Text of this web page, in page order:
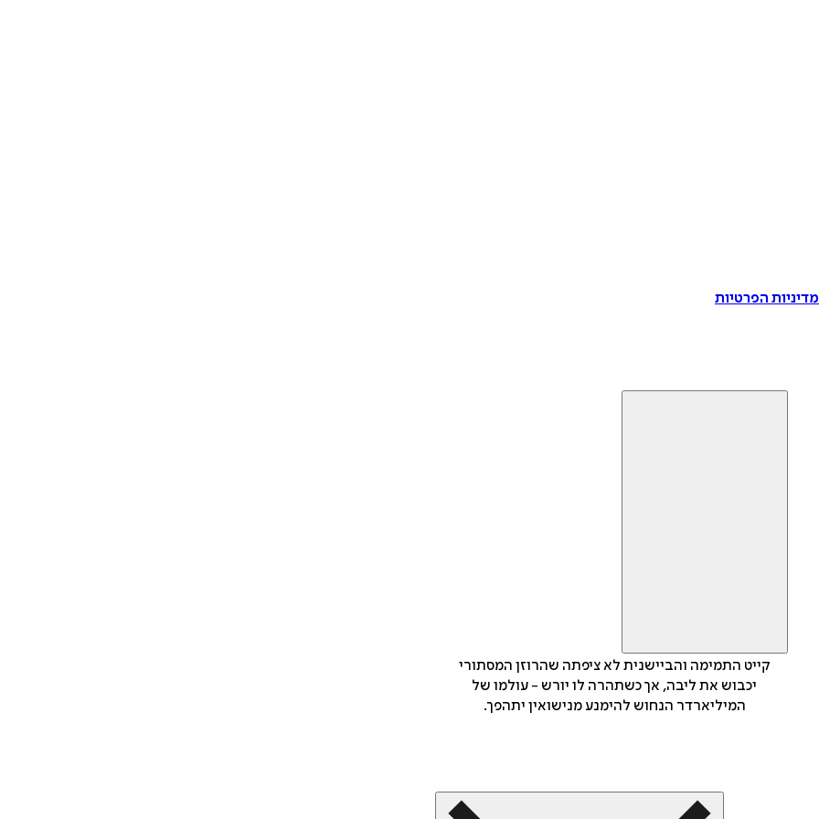
הפרטיות
קייט התמימה והביישנית לא ציפתה שהרוזן המסתורי
יכבוש את ליבה, אך כשתהרה לו יורש - עולמו של
המיליארדר הנחוש להימנע מנישואין יתהפך.